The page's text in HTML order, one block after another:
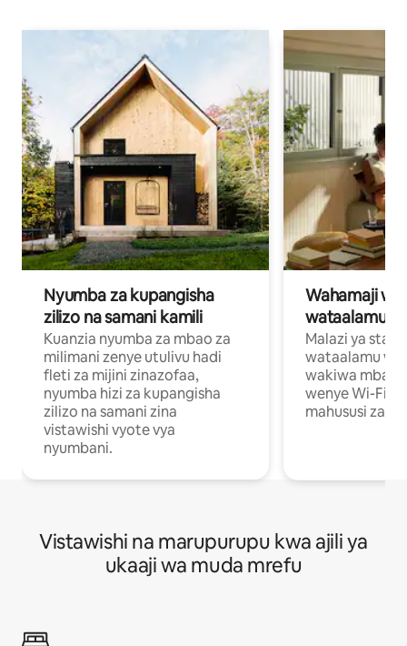
Nyumba za kupangisha
zilizo na samani kamili
Kuanzia nyumba za mbao za
milimani zenye utulivu hadi
fleti za mijini zinazofaa,
nyumba hizi za kupangisha
zilizo na samani zina
vistawishi vyote vya
nyumbani.
Wahamaji
wataalamu
Malazi ya
wataalamu
wakiwa mbali
wenye Wi-Fi
mahususi za
Vistawishi na marupurupu kwa ajili ya
ukaaji wa muda mrefu